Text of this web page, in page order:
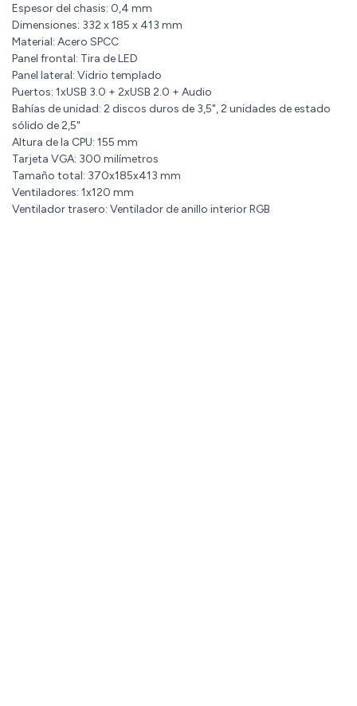
Espesor del chasis: 0,4 mm
Dimensiones: 332 x 185 x 413 mm
Material: Acero SPCC
Panel frontal: Tira de LED
Panel lateral: Vidrio templado
Puertos: 1xUSB 3.0 + 2xUSB 2.0 + Audio
Bahías de unidad: 2 discos duros de 3,5", 2 unidades de estado
sólido de 2,5"
Altura de la CPU: 155 mm
Tarjeta VGA: 300 milímetros
Tamaño total: 370x185x413 mm
Ventiladores: 1x120 mm
Ventilador trasero: Ventilador de anillo interior RGB